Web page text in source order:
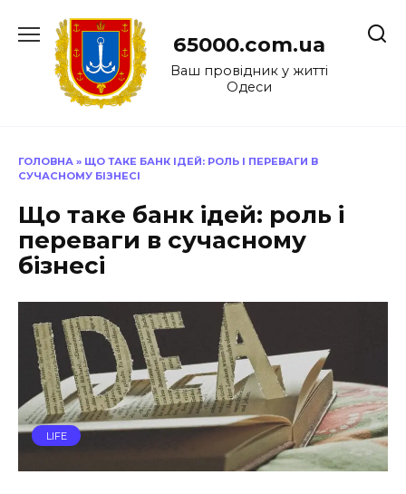
до
65000.com.ua
Ваш провідник у житті
Одеси
ГОЛОВНА » ЩО ТАКЕ БАНК ІДЕЙ: РОЛЬ І ПЕРЕВАГИ В
СУЧАСНОМУ БІЗНЕСІ
Що таке банк ідей: роль і
переваги в сучасному
бізнесі
LIFE